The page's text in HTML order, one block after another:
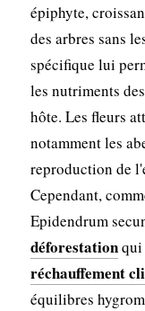
épiphyte,
des arbres sans
spécifique lui
les nutriments
hôte. Les fleurs
notamment les
reproduction de
Cependant,
Epidendrum
déforestationqui
réchauffement
équilibres